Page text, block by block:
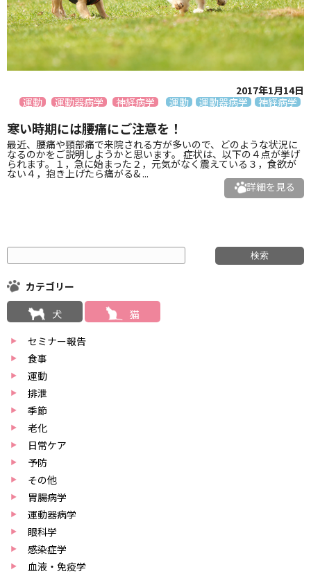
2017年1月14日
運動
運動器病学 神経病学 運動 運動器病学 神経病学
寒い時期には腰痛にご注意を！
最近、腰痛や頸部痛で来院される方が多いので、どのような状況に
なるのかをご説明しようかと思います。 症状は、以下の４点が挙げ
られます。１，急に始まった２，元気がなく震えている３，食欲が
ない４，抱き上げたら痛がる& ...
詳細を見る
カテゴリー
犬
猫
セミナー報告
食事
運動
排泄
季節
老化
日常ケア
予防
その他
胃腸病学
運動器病学
眼科学
感染症学
血液・免疫学